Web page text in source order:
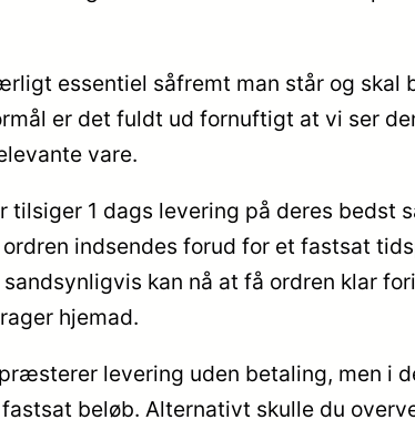
essentiel såfremt man står og skal
er det fuldt ud fornuftigt at vi ser
vare.
tilsiger 1 dags levering på deres bedst
indsendes forud for et fastsat
kan nå at få ordren klar
hjemad.
levering uden betaling, men i
beløb. Alternativt skulle du